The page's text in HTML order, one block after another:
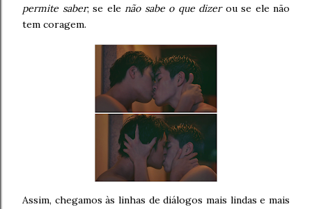
permite saber; se ele não sabe o que dizerou se ele não
tem coragem.
Assim, chegamos às linhas de diálogos mais lindas e mais